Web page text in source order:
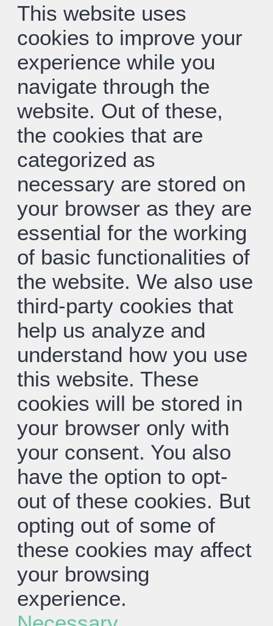
This website uses
cookies to improve your
experience while you
navigate through the
website. Out of these,
the cookies that are
categorized as
necessary are stored on
your browser as they are
essential for the working
of basic functionalities of
the website. We also use
third-party cookies that
help us analyze and
understand how you use
this website. These
cookies will be stored in
your browser only with
your consent. You also
have the option to opt-
out of these cookies. But
opting out of some of
these cookies may affect
your browsing
experience.